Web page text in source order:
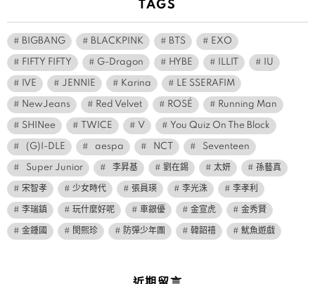
TAGS
BIGBANG BLACKPINK BTS EXO
FIFTY FIFTY G-Dragon HYBE ILLIT IU
IVE JENNIE Karina LE SSERAFIM
NewJeans Red Velvet ROSÉ Running Man
SHINee TWICE V You Quiz On The Block
(G)I-DLE aespa NCT Seventeen
Super Junior 李昇基 劉在錫 太妍 孫藝真
宋智孝 少女時代 張員瑛 李光洙 李孝利
李瑞鎮 玩什麼好呢 車銀優 金宣虎 金秀賢
金鍾國 閔熙珍 防彈少年團 韓韶禧 魷魚遊戲